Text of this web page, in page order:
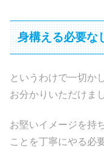
身構える必要な
というわけで一切か
お分かりいただけま
お堅いイメージを持
ことを丁寧にやる必